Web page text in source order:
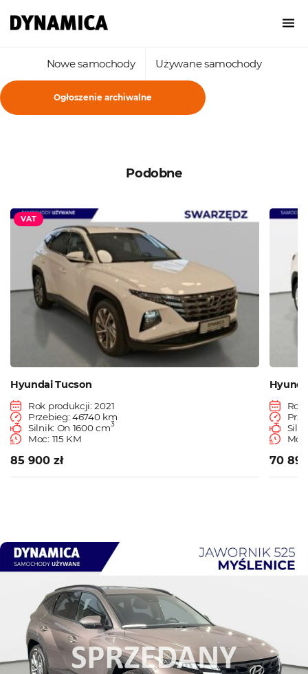
Nowe samochody Używane samochody
Ogłoszenie archiwalne
Podobne
VAT
Hyundai Tucson
Rok produkcji: 2021
Przebieg: 46740 km
Silnik: On 1600 cm3
Moc: 115 KM
85 900 zł
Rok
70